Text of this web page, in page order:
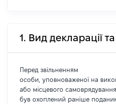
1. Вид декларації
Перед звільненням
особи, уповноваженої на
або місцевого
був охоплений раніше